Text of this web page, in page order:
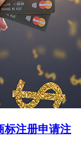
标注册申请注